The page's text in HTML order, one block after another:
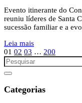
Evento itinerante do
reuniu líderes de Santa
sucessão familiar e a
Leia mais
01 02 03 … 200
Categorias